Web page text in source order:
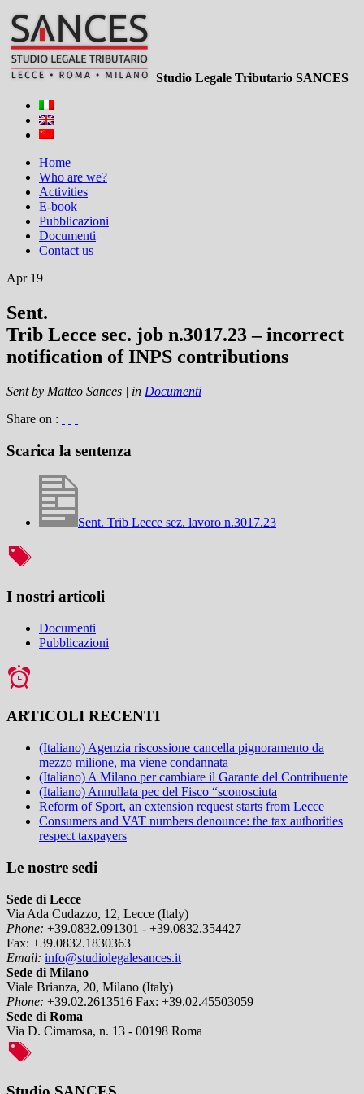
Studio Legale Tributario SANCES
Home
Who are we?
Activities
E-book
Pubblicazioni
Documenti
Contact us
Apr 19
Sent.
Trib Lecce sec. job n.3017.23 – incorrect
notification of INPS contributions
Sent by Matteo Sances | in Documenti
Share on :
Scarica la sentenza
Sent. Trib Lecce sez. lavoro n.3017.23
I nostri articoli
Documenti
Pubblicazioni
ARTICOLI RECENTI
(Italiano) Agenzia riscossione cancella pignoramento da
mezzo milione, ma viene condannata
(Italiano) A Milano per cambiare il Garante del Contribuente
(Italiano) Annullata pec del Fisco “sconosciuta
Reform of Sport, an extension request starts from Lecce
Consumers and VAT numbers denounce: the tax authorities
respect taxpayers
Le nostre sedi
Sede di Lecce
Via Ada Cudazzo, 12, Lecce (Italy)
Phone: +39.0832.091301 - +39.0832.354427
Fax: +39.0832.1830363
Email: info@studiolegalesances.it
Sede di Milano
Viale Brianza, 20, Milano (Italy)
Phone: +39.02.2613516 Fax: +39.02.45503059
Sede di Roma
Via D. Cimarosa, n. 13 - 00198 Roma